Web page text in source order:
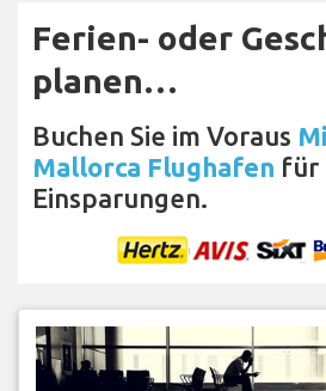
Ferien- oder
planen…
Buchen Sie im Voraus
Mallorca Flughafen für
Einsparungen.